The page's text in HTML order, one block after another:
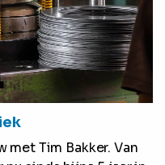
Tim Bakker. Van